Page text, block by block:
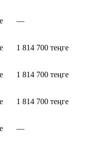
—
1 814 700 теңге
1 814 700 теңге
1 814 700 теңге
—